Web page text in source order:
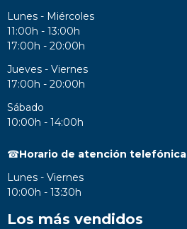
Lunes - Miércoles
11:00h - 13:00h
17:00h - 20:00h
Jueves - Viernes
17:00h - 20:00h
Sábado
10:00h - 14:00h
☎Horario de atención telefónica
Lunes - Viernes
10:00h - 13:30h
Los más vendidos